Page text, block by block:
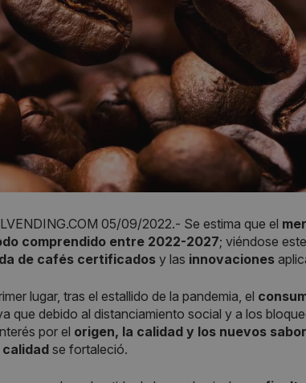
05/09/2022.- Se estima que el
comprendido entre 2022-2027; viéndose
de cafés certificados y las innovaciones
lugar, tras el estallido de la pandemia, el
que debido al distanciamiento social y a los
por el origen, la calidad y los nuevos
se fortaleció.